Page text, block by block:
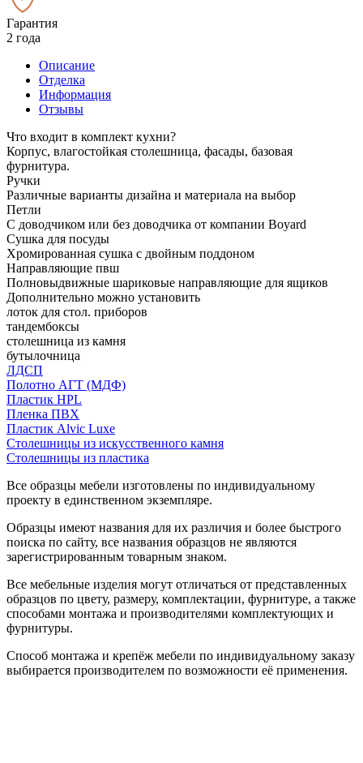
Гарантия
2 года
Описание
Отделка
Информация
Отзывы
Что входит в комплект кухни?
Корпус, влагостойкая столешница, фасады, базовая
фурнитура.
Ручки
Различные варианты дизайна и материала на выбор
Петли
С доводчиком или без доводчика от компании Boyard
Сушка для посуды
Хромированная сушка с двойным поддоном
Направляющие пвш
Полновыдвижные шариковые направляющие для ящиков
Дополнительно можно установить
лоток для стол. приборов
тандембоксы
столешница из камня
бутылочница
ЛДСП
Полотно АГТ (МДФ)
Пластик HPL
Пленка ПВХ
Пластик Alvic Luxe
Столешницы из искусственного камня
Столешницы из пластика
Все образцы мебели изготовлены по индивидуальному
проекту в единственном экземпляре.
Образцы имеют названия для их различия и более быстрого
поиска по сайту, все названия образцов не являются
зарегистрированным товарным знаком.
Все мебельные изделия могут отличаться от представленных
образцов по цвету, размеру, комплектации, фурнитуре, а также
способами монтажа и производителями комплектующих и
фурнитуры.
Способ монтажа и крепёж мебели по индивидуальному заказу
выбирается производителем по возможности её применения.